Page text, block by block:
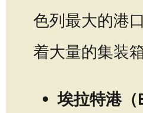
色列最大的港
着大量的集装箱
埃拉特港（